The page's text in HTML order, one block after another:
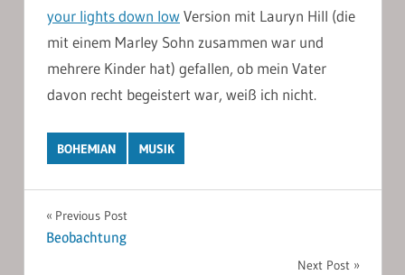
your lights down lowVersion mit Lauryn Hill (die
mit einem Marley Sohn zusammen war und
mehrere Kinder hat) gefallen, ob mein Vater
davon recht begeistert war, weiß ich nicht.
BOHEMIAN MUSIK
Post
navigation
Previous Post
Beobachtung
Next Post